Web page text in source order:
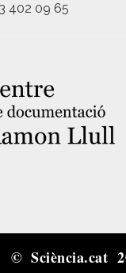
402 09 65
© Sciència.cat